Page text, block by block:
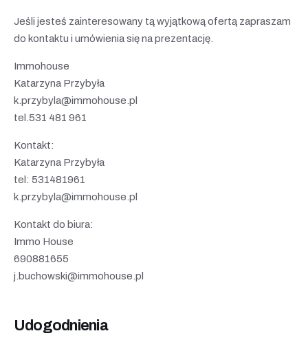
Jeśli jesteś zainteresowany tą wyjątkową ofertą zapraszam
do kontaktu i umówienia się na prezentację.
Immohouse
Katarzyna Przybyła
k.przybyla@immohouse.pl
tel.531 481 961
Kontakt:
Katarzyna Przybyła
tel: 531481961
k.przybyla@immohouse.pl
Kontakt do biura:
Immo House
690881655
j.buchowski@immohouse.pl
Udogodnienia